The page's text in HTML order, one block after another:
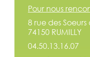
Pour nous
8 rue des
74150 RUMILLY
04.50.13.16.07